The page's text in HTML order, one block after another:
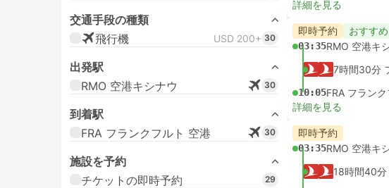
交通手段の種類
飛行機
USD 200+ 30
出発駅
RMO 空港キシナウ
30
到着駅
FRA フランクフルト 空港
30
施設を予約
チケットの即時予約
29
詳細を見る
即時予約 おすすめ
03:35RMO 空港キ
7時間30分
10:05FRA フラン
詳細を見る
即時予約
03:35RMO 空港キ
18時間40